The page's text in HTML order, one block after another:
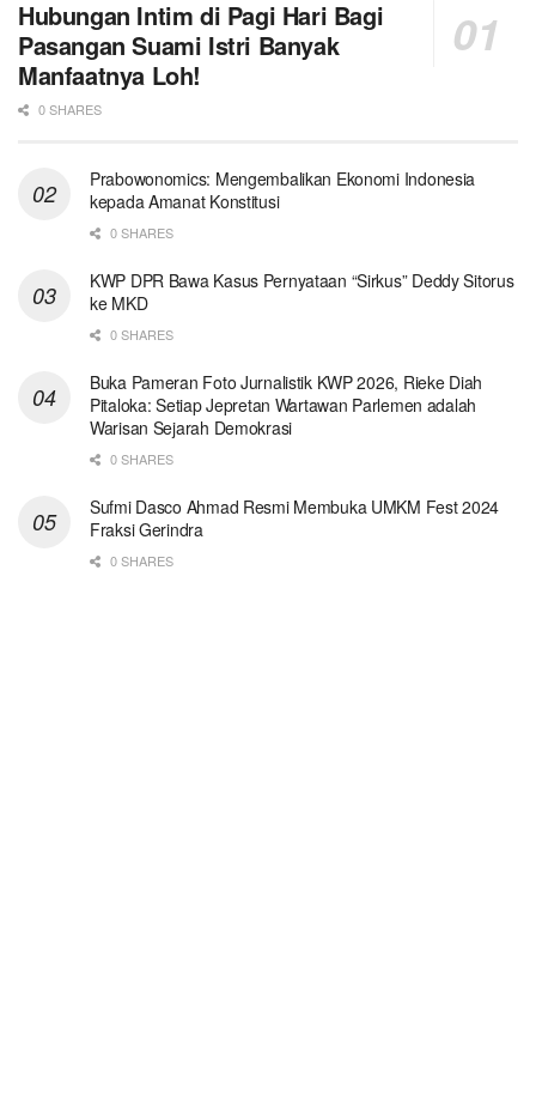
Hubungan Intim di Pagi Hari Bagi
Pasangan Suami Istri Banyak
Manfaatnya Loh!
0 SHARES
Prabowonomics: Mengembalikan Ekonomi Indonesia
kepada Amanat Konstitusi
0 SHARES
KWP DPR Bawa Kasus Pernyataan “Sirkus” Deddy Sitorus
ke MKD
0 SHARES
Buka Pameran Foto Jurnalistik KWP 2026, Rieke Diah
Pitaloka: Setiap Jepretan Wartawan Parlemen adalah
Warisan Sejarah Demokrasi
0 SHARES
Sufmi Dasco Ahmad Resmi Membuka UMKM Fest 2024
Fraksi Gerindra
0 SHARES